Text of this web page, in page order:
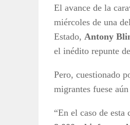
El avance de la
miércoles de una
Estado, Antony
el inédito repunte
Pero, cuestionado
migrantes fuese
“En el caso de esta